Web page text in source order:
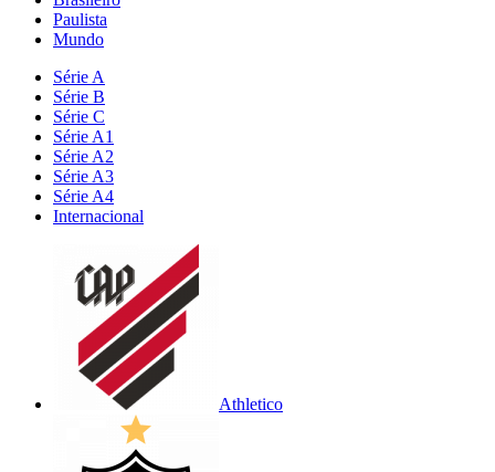
Paulista
Mundo
Série A
Série B
Série C
Série A1
Série A2
Série A3
Série A4
Internacional
Athletico